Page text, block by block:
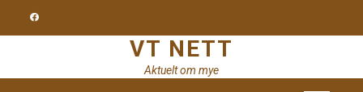
VT NETT
Aktuelt om mye